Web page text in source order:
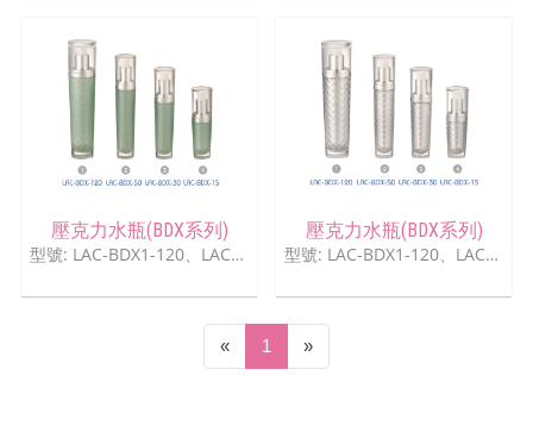
壓克力水瓶(BDX系列)
型號: LAC-BDX1-120、LAC-BDX-50、LAC-BDX-30、LAC-BDX-15
壓克力水瓶(BDX系列)
型號: LAC-BDX1-120、LAC-BDX-50、LAC-BDX-30、LAC-BDX-15
« 1 (current)
»